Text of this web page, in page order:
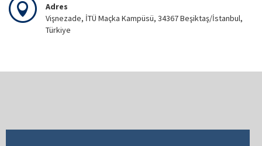
Adres
Vişnezade, İTÜ Maçka Kampüsü, 34367 Beşiktaş/İstanbul,
Türkiye